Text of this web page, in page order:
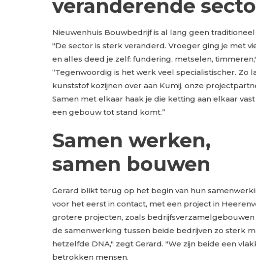
veranderende
Nieuwenhuis Bouwbedrijf is al lang geen
"De sector is sterk veranderd. Vroeger ging je met
en alles deed je zelf: fundering, metselen,
“Tegenwoordig is het werk veel specialistischer. Zo
kunststof kozijnen over aan Kumij, onze
Samen met elkaar haak je die ketting aan elkaar
een gebouw tot stand komt.”
Samen werken,
samen bouwen
Gerard blikt terug op het begin van hun
voor het eerst in contact, met een project in
grotere projecten, zoals
de samenwerking tussen beide bedrijven zo sterk
hetzelfde DNA," zegt Gerard. "We zijn beide een
betrokken mensen.